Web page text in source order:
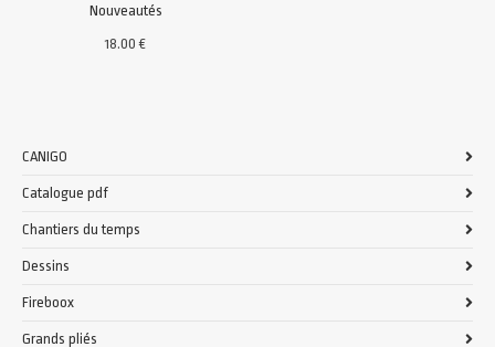
Nouveautés
18.00€
CANIGO
Catalogue pdf
Chantiers du temps
Dessins
Fireboox
Grands pliés